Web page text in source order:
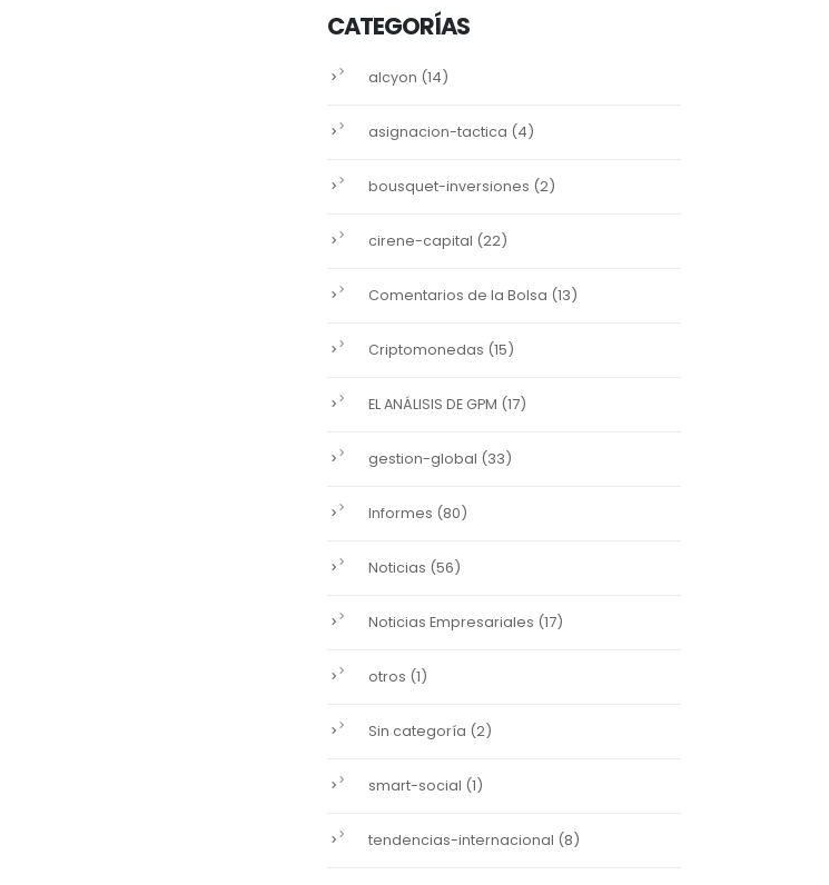
CATEGORÍAS
alcyon (14)
asignacion-tactica (4)
bousquet-inversiones (2)
cirene-capital (22)
Comentarios de la Bolsa (13)
Criptomonedas (15)
EL ANÁLISIS DE GPM (17)
gestion-global (33)
Informes (80)
Noticias (56)
Noticias Empresariales (17)
otros (1)
Sin categoría (2)
smart-social (1)
tendencias-internacional (8)